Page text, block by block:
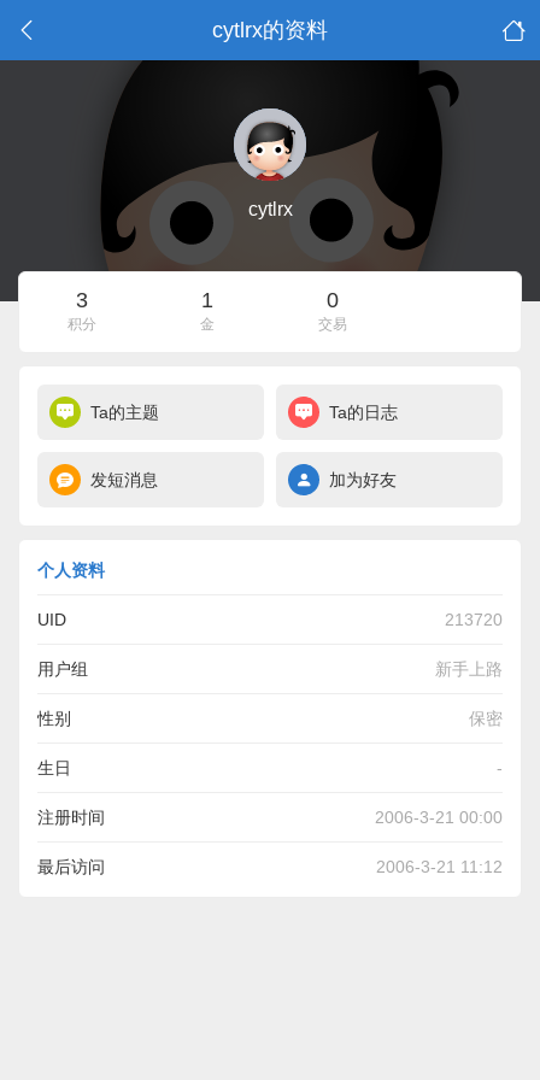
cytlrx的资料
cytlrx
3
积分
1
金
0
交易
Ta的主题 Ta的日志
发短消息 加为好友
个人资料
UID 213720
用户组 新手上路
性别 保密
生日 -
注册时间 2006-3-21 00:00
最后访问 2006-3-21 11:12